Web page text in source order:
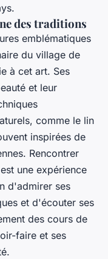
des traditions
emblématiques
du village de
à cet art. Ses
et leur
comme le lin
inspirées de
Rencontrer
une expérience
d'admirer ses
et d'écouter ses
des cours de
faire et ses